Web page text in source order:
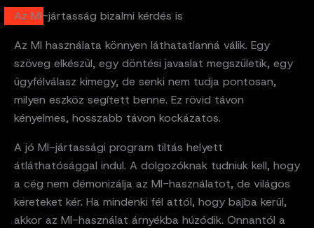
Az MI-jártasság bizalmi kérdés is
Az MI használata könnyen láthatatlanná válik. Egy
szöveg elkészül, egy döntési javaslat megszületik, egy
ügyfélválasz kimegy, de senki nem tudja pontosan,
milyen eszköz segített benne. Ez rövid távon
kényelmes, hosszabb távon kockázatos.
A jó MI-jártassági program tiltás helyett
átláthatósággal indul. A dolgozóknak tudniuk kell, hogy
a cég nem démonizálja az MI-használatot, de világos
kereteket kér. Ha mindenki fél attól, hogy bajba kerül,
akkor az MI-használat árnyékba húzódik. Onnantól a